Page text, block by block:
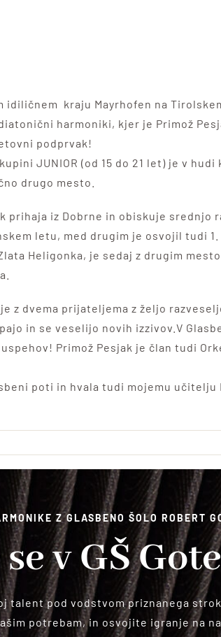
idiličnem kraju Mayrhofen na
harmoniki, kjer je Primož
podprvak!
JUNIOR (od 15 do 21 let) je v
drugo mesto.
prihaja iz Dobrne in obiskuje srednjo
letu, med drugim je osvojil tudi
Heligonka, je sedaj z drugim
je z dvema prijateljema z željo
in se veselijo novih izzivov.V
Primož Pesjak je član tudi
poti in hvala tudi mojemu
Z GLASBENO ŠOLO ROBERT
v GŠ
talent pod vodstvom priznanega
potrebam, in osvojite igranje na